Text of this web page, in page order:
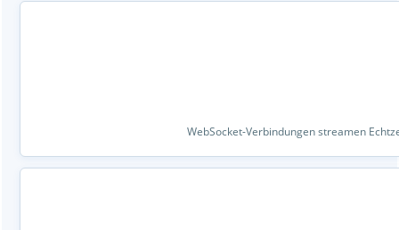
WebSocket-Verbindungen streamen